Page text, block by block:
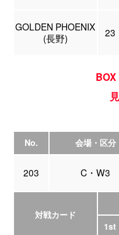
GOLDEN PHOENIX
(長野)
23
No. 会場・区分
203 C・W3
対戦カード
1st